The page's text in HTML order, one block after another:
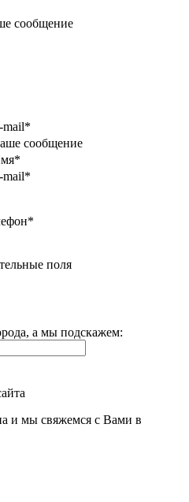
сообщение
mail*
сообщение
mail*
поля
а мы подскажем:
и мы свяжемся с Вами в